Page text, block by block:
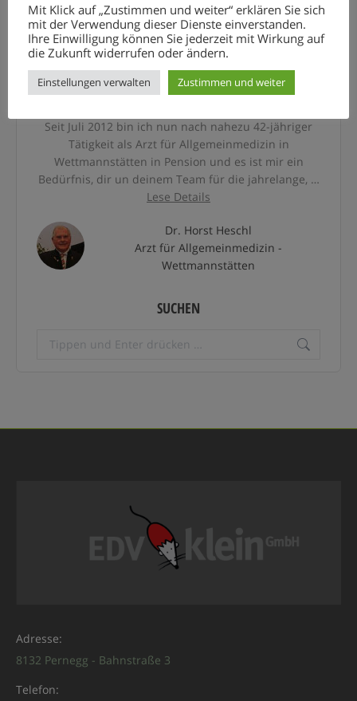
Dr. Georg Müller
FA für Frauenheilkunde und Geburtshilfe
- Mitterdorf im Mürztal
Weiter zur Homepage von Dr. Georg
Müller
Seit Juli 2012 bin ich nun nach nahezu 42-jähriger
Tätigkeit als Arzt für Allgemeinmedizin in
Wettmannstätten in Pension und es ist mir ein
Bedürfnis, dir un deinem Team für die jahrelange, …
Lese Details
Dr. Horst Heschl
Arzt für Allgemeinmedizin -
Wettmannstätten
SUCHEN
Search:
Adresse:
8132 Pernegg - Bahnstraße 3
Telefon:
Mit Klick auf „Zustimmen und weiter“ erklären Sie sich
mit der Verwendung dieser Dienste einverstanden.
Ihre Einwilligung können Sie jederzeit mit Wirkung auf
die Zukunft widerrufen oder ändern.
Einstellungen verwalten Zustimmen und weiter